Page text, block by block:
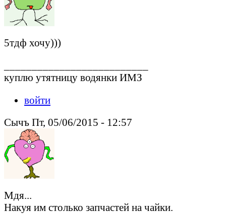
5тдф хочу)))
куплю утятницу водянки ИМЗ
войти
Сычъ Пт, 05/06/2015 - 12:57
Мдя...
Накуя им столько запчастей на чайки.